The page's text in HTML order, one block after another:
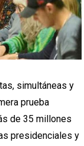
simultáneas y
prueba
de 35 millones
presidenciales y